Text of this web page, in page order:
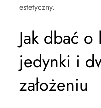
estetyczny.
Jak dbać
jedynki i
założeniu